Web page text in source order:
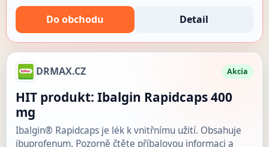
Do obchodu Detail
DRMAX.CZ Akcia
HIT produkt: Ibalgin Rapidcaps 400
mg
Ibalgin® Rapidcaps je lék k vnitřnímu užití. Obsahuje
ibuprofenum. Pozorně čtěte příbalovou informaci a